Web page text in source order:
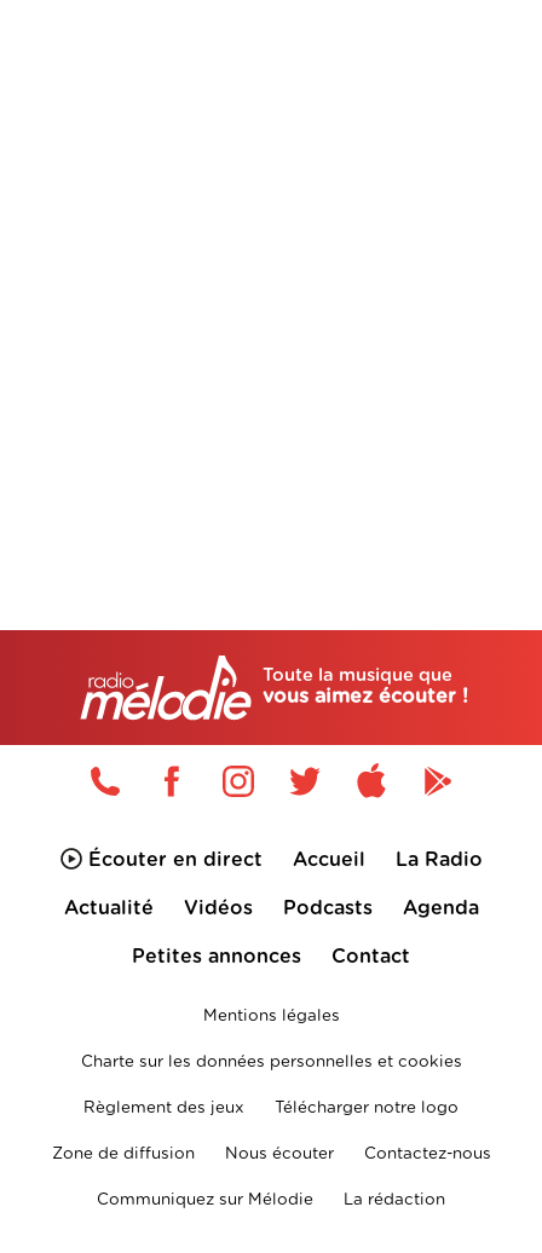
Toute la musique que
vous aimez écouter !
Écouter en direct Accueil La Radio
Actualité Vidéos Podcasts Agenda
Petites annonces Contact
Mentions légales
Charte sur les données personnelles et cookies
Règlement des jeux Télécharger notre logo
Zone de diffusion Nous écouter Contactez-nous
Communiquez sur Mélodie La rédaction